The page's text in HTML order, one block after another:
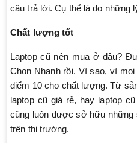
câu trả lời. Cụ thể là do những
Chất lượng tốt
Laptop cũ nên mua ở đâu?
Chọn Nhanh rồi. Vì sao, vì
điểm 10 cho chất lượng. Từ
laptop cũ giá rẻ, hay laptop
cũng luôn được sở hữu những
trên thị trường.